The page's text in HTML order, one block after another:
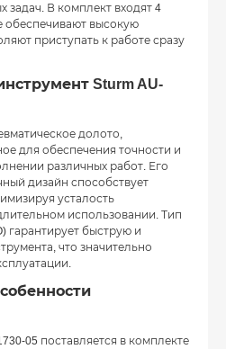
В комплект входят 4
обеспечивают высокую
приступать к работе сразу
Sturm AU-
долото,
для обеспечения точности и
различных работ. Его
дизайн способствует
усталость
использовании. Тип
гарантирует быструю и
что значительно
05 поставляется в комплекте